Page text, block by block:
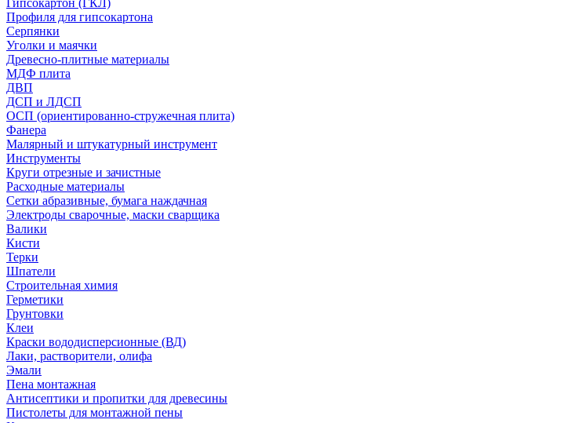
Гипсокартон (ГКЛ)
Профиля для гипсокартона
Серпянки
Уголки и маячки
Древесно-плитные материалы
МДФ плита
ДВП
ДСП и ЛДСП
ОСП (ориентированно-стружечная плита)
Фанера
Малярный и штукатурный инструмент
Инструменты
Круги отрезные и зачистные
Расходные материалы
Сетки абразивные, бумага наждачная
Электроды сварочные, маски сварщика
Валики
Кисти
Терки
Шпатели
Строительная химия
Герметики
Грунтовки
Клеи
Краски вододисперсионные (ВД)
Лаки, растворители, олифа
Эмали
Пена монтажная
Антисептики и пропитки для древесины
Пистолеты для монтажной пены